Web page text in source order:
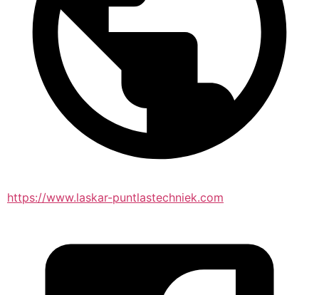
https://www.laskar-puntlastechniek.com